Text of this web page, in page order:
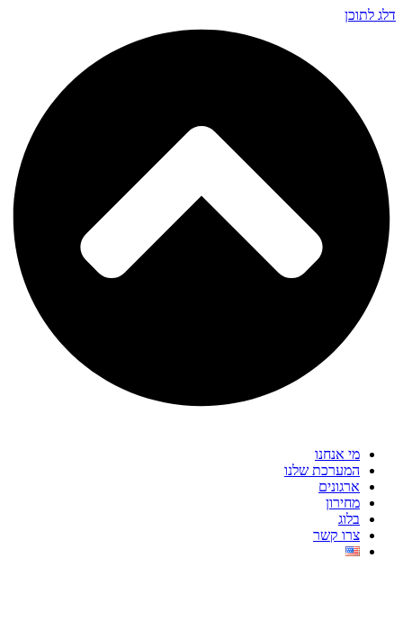
דלג לתוכן
מי אנחנו
המערכת שלנו
ארגונים
מחירון
בלוג
צרו קשר